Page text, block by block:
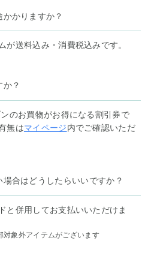
かりますか？
が送料込み・消費税込みです。
か？
のお買物がお得になる割引券で
無はマイページ内でご確認いただ
合はどうしたらいいですか？
と併用してお支払いいただけま
象外アイテムがございます